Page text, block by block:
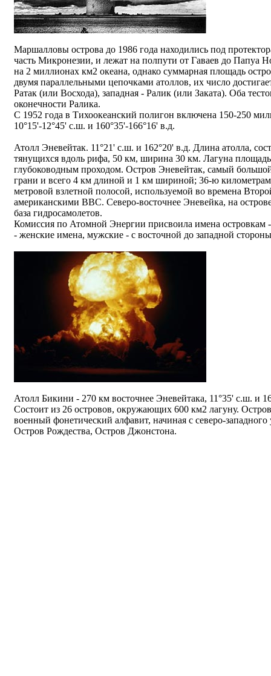
Маршалловы острова до 1986 года находились под
часть Микронезии, и лежат на полпути от Гаваев до Папуа
на 2 миллионах км2 океана, однако суммарная площадь
двумя параллельными цепочками атоллов, их число
Ратак (или Восхода), западная - Ралик (или Заката). Оба
оконечности Ралика.
С 1952 года в Тихоокеанский полигон включена 150-250
10°15'-12°45' с.ш. и 160°35'-166°16' в.д.
Атолл Эневейтак. 11°21' с.ш. и 162°20' в.д. Длина атолла,
тянущихся вдоль рифа, 50 км, ширина 30 км. Лагуна
глубоководным проходом. Остров Эневейтак, самый
грани и всего 4 км длиной и 1 км шириной; 36-ю
метровой взлетной полосой, используемой во времена
американскими ВВС. Северо-восточнее Эневейка, на
база гидросамолетов.
Комиссия по Атомной Энергии присвоила имена островкам -
- женские имена, мужские - с восточной до западной
Атолл Бикини - 270 км восточнее Эневейтака, 11°35' с.ш. и
Состоит из 26 островов, окружающих 600 км2 лагуну.
военный фонетический алфавит, начиная с северо-
Остров Рождества, Остров Джонстона.